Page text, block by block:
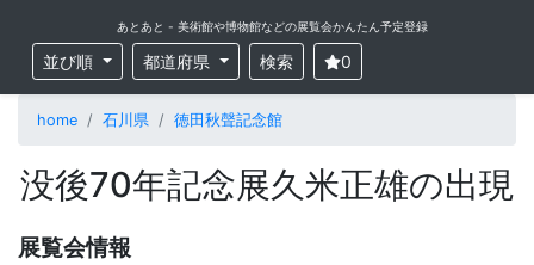
あとあと - 美術館や博物館などの展覧会かんたん予定登録
並び順 都道府県 検索 0
home 石川県 徳田秋聲記念館
没後70年記念展久米正雄の出現
展覧会情報